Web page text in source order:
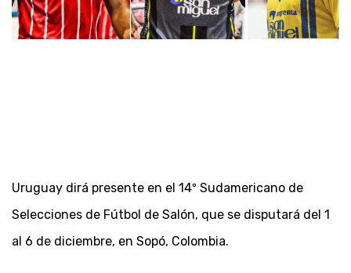
Uruguay dirá presente en el 14º Sudamericano de
Selecciones de Fútbol de Salón, que se disputará del 1
al 6 de diciembre, en Sopó, Colombia.